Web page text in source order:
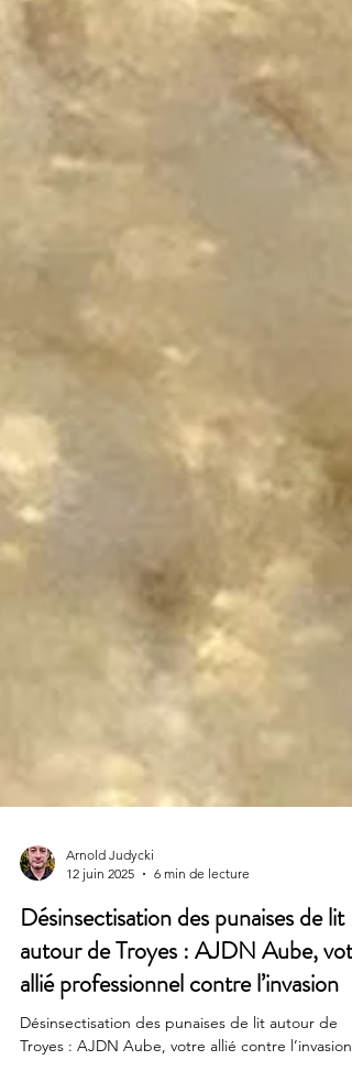
Arnold Judycki
12 juin 2025
6 min de lecture
Désinsectisation des punaises de lit
autour de Troyes : AJDN Aube,
allié professionnel contre l’invasion